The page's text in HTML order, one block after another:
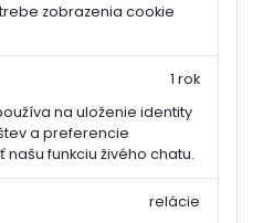
zobrazenia cookie
na uloženie identity
a preferencie
funkciu živého chatu.
1 rok
relácie